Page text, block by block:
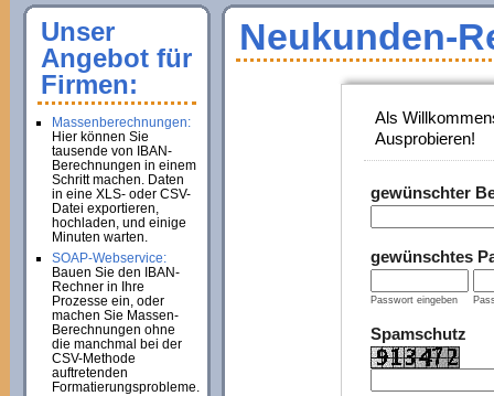
Neukunden-
Als
Ausprobieren!
gewünschter
gewünschtes
Passwort eingeben
Spamschutz
Unser
Angebot für
Firmen:
Massenberechnungen:
Hier können Sie
tausende von IBAN-
Berechnungen in einem
Schritt machen. Daten
in eine XLS- oder CSV-
Datei exportieren,
hochladen, und einige
Minuten warten.
SOAP-Webservice:
Bauen Sie den IBAN-
Rechner in Ihre
Prozesse ein, oder
machen Sie Massen-
Berechnungen ohne
die manchmal bei der
CSV-Methode
auftretenden
Formatierungsprobleme.